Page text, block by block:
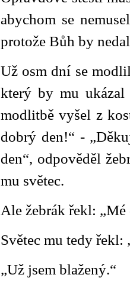
abychom se
protože Bůh by
Už osm dní se
který by mu ukázal
modlitbě vyšel z
dobrý den!“ -
den“, odpověděl
mu světec.
Ale žebrák řekl:
Světec mu tedy řekl:
„Už jsem blažený.“